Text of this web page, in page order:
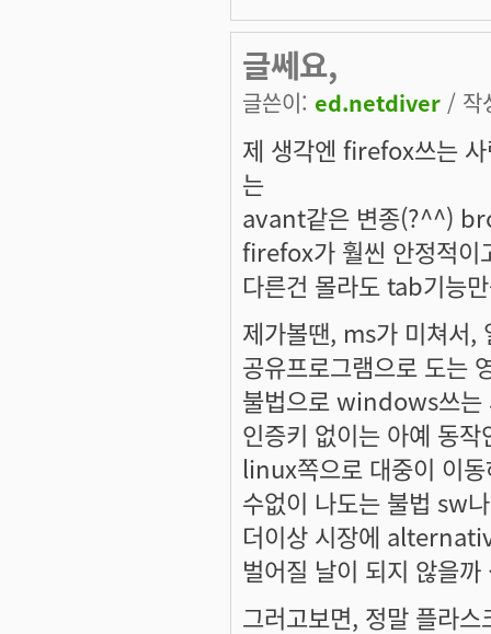
글쎄요,
글쓴이: ed.netdiver / 작
제 생각엔 firefox쓰는
는
avant같은 변종(?^^)
firefox가 훨씬 안정적이
다른건 몰라도 tab기능
제가볼땐, ms가 미쳐서,
공유프로그램으로 도는
불법으로 windows쓰는
인증키 없이는 아예 동
linux쪽으로 대중이 이
수없이 나도는 불법 sw
더이상 시장에
벌어질 날이 되지 않을까
그러고보면, 정말 플라